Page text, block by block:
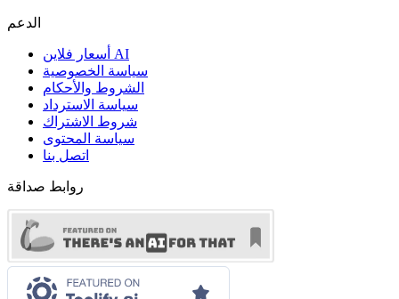
الدعم
أسعار فلاين AI
سياسة الخصوصية
الشروط والأحكام
سياسة الاسترداد
شروط الاشتراك
سياسة المحتوى
اتصل بنا
روابط صداقة